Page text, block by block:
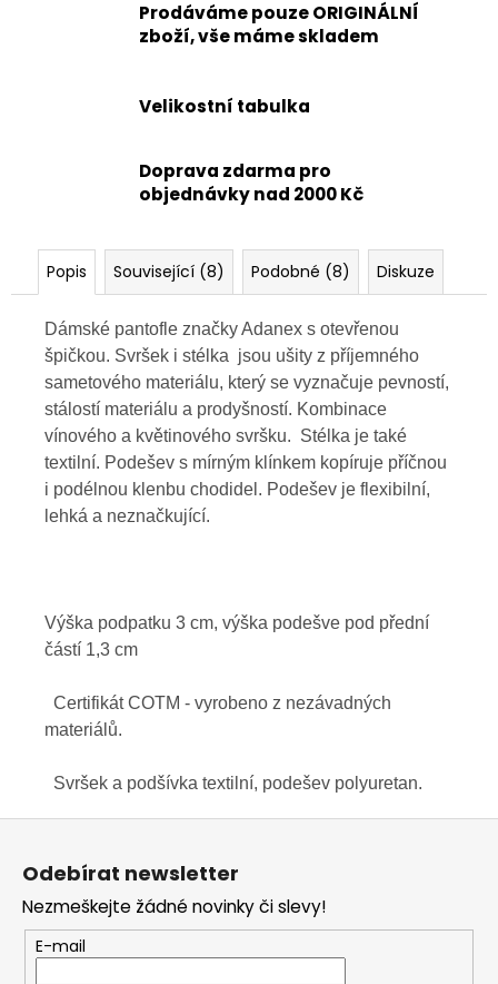
Prodáváme pouze ORIGINÁLNÍ
zboží, vše máme skladem
Velikostní tabulka
Doprava zdarma pro
objednávky nad 2000 Kč
Popis Související (8) Podobné (8) Diskuze
Dámské pantofle značky Adanex s otevřenou
špičkou. Svršek i stélka jsou ušity z příjemného
sametového materiálu, který se vyznačuje pevností,
stálostí materiálu a prodyšností. Kombinace
vínového a květinového svršku. Stélka je také
textilní. Podešev s mírným klínkem kopíruje příčnou
i podélnou klenbu chodidel. Podešev je flexibilní,
lehká a neznačkující.
Výška podpatku 3 cm, výška podešve pod přední
částí 1,3 cm
Certifikát COTM - vyrobeno z nezávadných
materiálů.
Svršek a podšívka textilní, podešev polyuretan.
Z
Odebírat newsletter
Nezmeškejte žádné novinky či slevy!
E-mail